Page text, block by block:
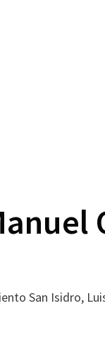
San Isidro,